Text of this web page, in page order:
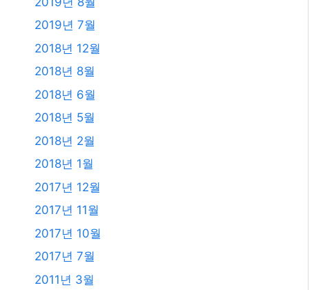
2019년 7월
2018년 12월
2018년 8월
2018년 6월
2018년 5월
2018년 2월
2018년 1월
2017년 12월
2017년 11월
2017년 10월
2017년 7월
2011년 3월